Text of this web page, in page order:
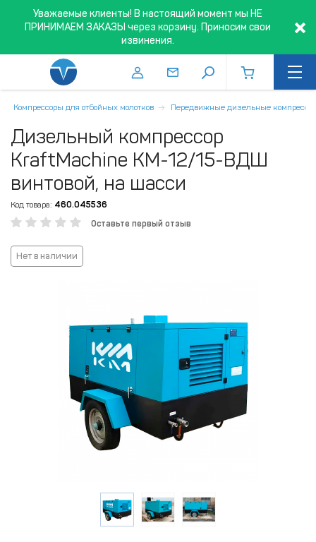
Уважаемые клиенты! В настоящий момент мы НЕ
ПРИНИМАЕМ ЗАКАЗЫ через корзину. Приносим свои
извинения.
Компрессоры для отбойных молотков Передвижные дизельные
Дизельный компрессор
KraftMachine КМ-12/15-ВДШ
винтовой, на шасси
Код товара: 460.045536
Оставьте первый отзыв
Нет в наличии